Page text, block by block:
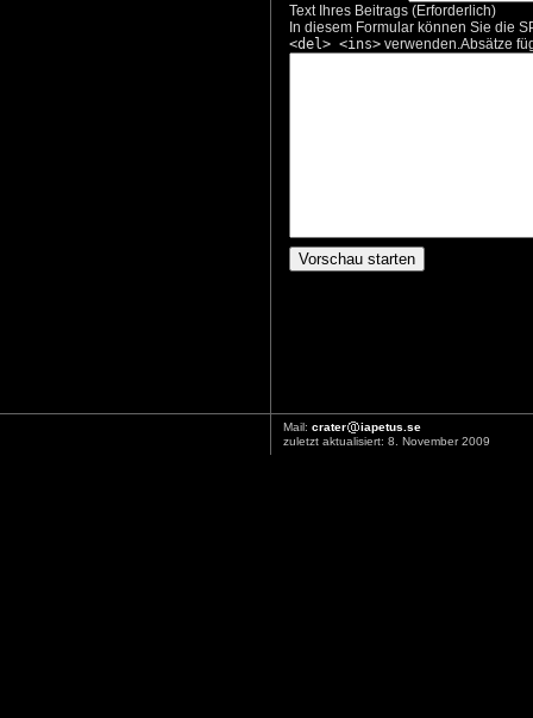
Text Ihres Beitrags (Erforderlich)
In diesem Formular können Sie die
<del> <ins> verwenden.Absätze
Mail: crater
iapetus.se
zuletzt aktualisiert: 8. November 2009